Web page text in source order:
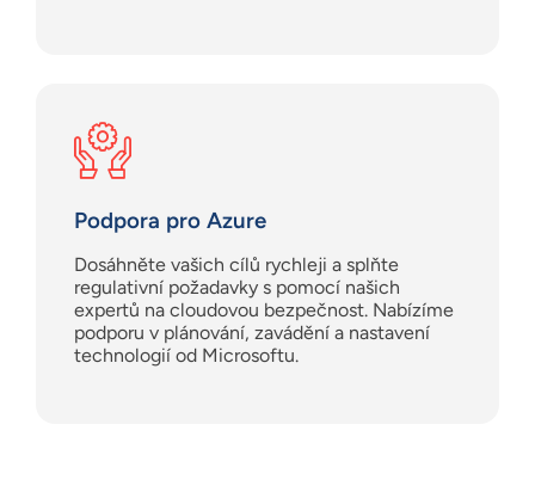
Podpora pro Azure
Dosáhněte vašich cílů rychleji a splňte
regulativní požadavky s pomocí našich
expertů na cloudovou bezpečnost. Nabízíme
podporu v plánování, zavádění a nastavení
technologií od Microsoftu.